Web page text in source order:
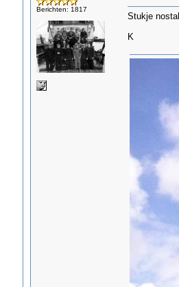
Berichten: 1817
Stukje
K